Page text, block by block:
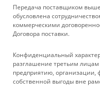
1
КАТАЛОГ
УСЛУГИ
БРЕНДЫ
Передача поставщиком
обусловлена
коммерческими
Договора поставки.
Конфиденциальный
разглашение третьим
предприятию, организации,
собственной выгоды вне